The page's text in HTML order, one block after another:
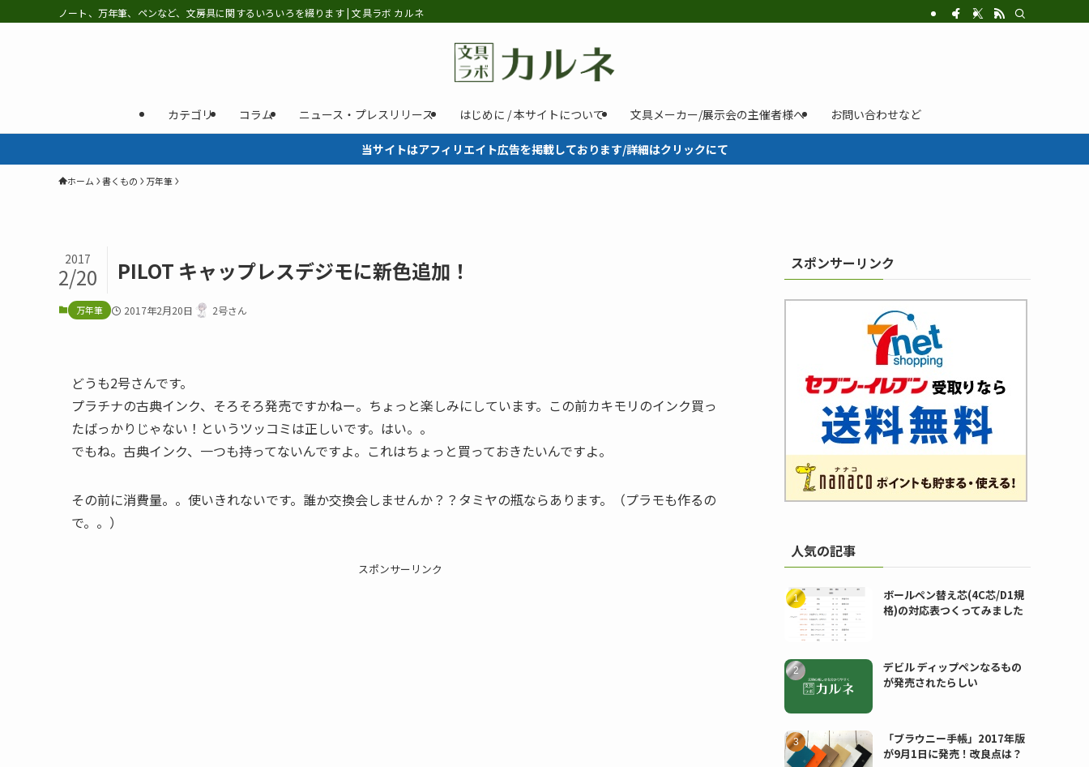
ノート、万年筆、ペンなど、文房具に関するいろいろを綴ります | 文具ラボ カルネ
カテゴリ コラム ニュース・プレスリリース はじめに / 本サイトについて 文具メーカー/展示会の主催者様へ お問い合わせなど
当サイトはアフィリエイト広告を掲載しております/詳細はクリックにて
ホーム 書くもの 万年筆
PILOT キャップレスデジモに新色追加！
2017
2/20
万年筆 2017年2月20日 2号さん
どうも2号さんです。
プラチナの古典インク、そろそろ発売ですかねー。ちょっと楽しみにしています。この前カキモリのインク買っ
たばっかりじゃない！というツッコミは正しいです。はい。。
でもね。古典インク、一つも持ってないんですよ。これはちょっと買っておきたいんですよ。
その前に消費量。。使いきれないです。誰か交換会しませんか？？タミヤの瓶ならあります。（プラモも作るの
で。。）
スポンサーリンク
スポンサーリンク
人気の記事
ボールペン替え芯(4C芯/D1規
格)の対応表つくってみました
デビル ディップペンなるもの
が発売されたらしい
「ブラウニー手帳」2017年版
が9月1日に発売！改良点は？